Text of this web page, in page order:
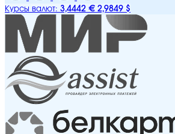
Курсы валют: 3,4442 € 2,9849 $